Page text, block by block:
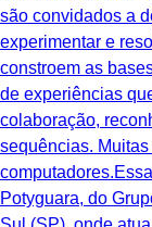
são convidados a
experimentar e
constroem as
de experiências
colaboração,
sequências.
Potyguara, do